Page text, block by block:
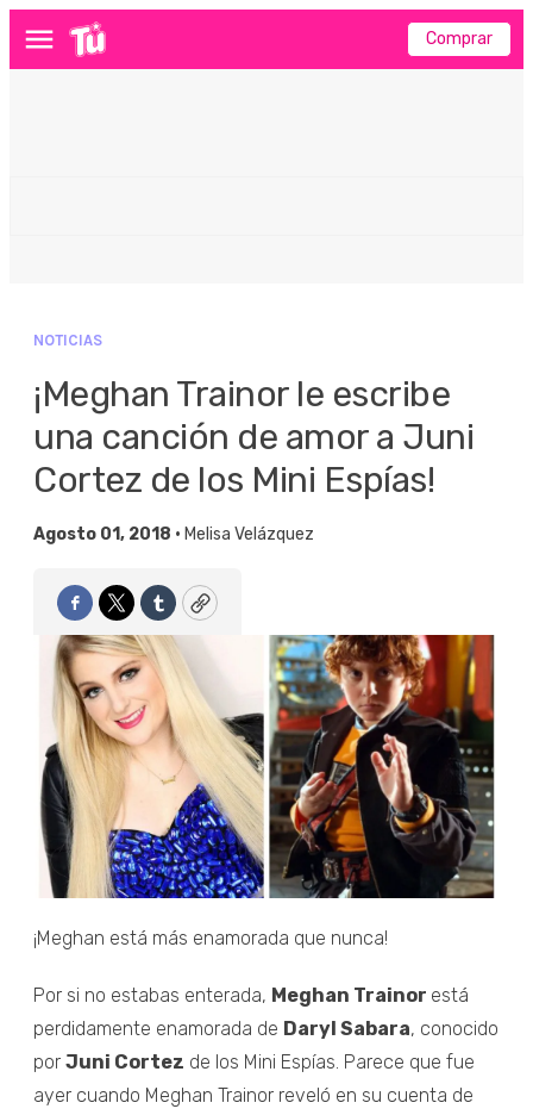
Menú Comprar
NOTICIAS
¡Meghan Trainor le escribe
una canción de amor a Juni
Cortez de los Mini Espías!
Agosto 01, 2018 • Melisa Velázquez
Facebook
TwitterTumblrCopy
¡Meghan está más enamorada que nunca!
Por si no estabas enterada, Meghan Trainor está
perdidamente enamorada de Daryl Sabara, conocido
por Juni Cortez de los Mini Espías. Parece que fue
ayer cuando Meghan Trainor reveló en su cuenta de